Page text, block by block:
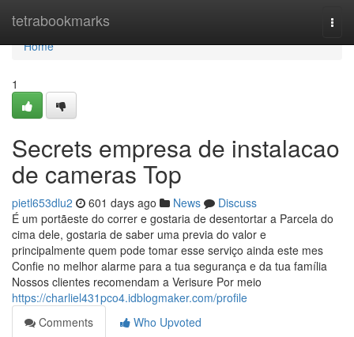
tetrabookmarks
Home
Home
1
Secrets empresa de instalacao
de cameras Top
pietl653dlu2 601 days ago News
Discuss
É um portãeste do correr e gostaria de desentortar a Parcela do
cima dele, gostaria de saber uma previa do valor e
principalmente quem pode tomar esse serviço ainda este mes
Confie no melhor alarme para a tua segurança e da tua família
Nossos clientes recomendam a Verisure Por meio
https://charliel431pco4.idblogmaker.com/profile
Comments
Who Upvoted